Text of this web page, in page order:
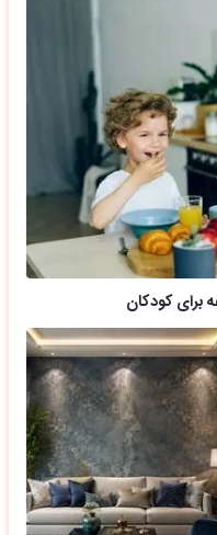
برای کودکان